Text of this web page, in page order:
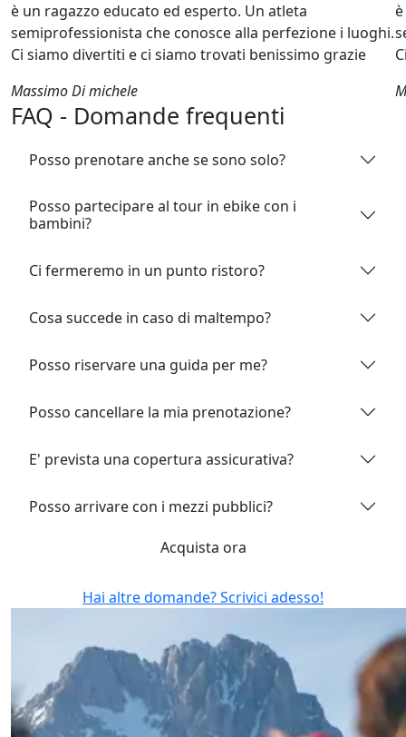
è un ragazzo educato ed esperto. Un atleta
semiprofessionista che conosce alla perfezione i luoghi.
Ci siamo divertiti e ci siamo trovati benissimo grazie
Massimo Di michele
FAQ - Domande frequenti
Posso prenotare anche se sono solo?
Posso partecipare al tour in ebike con i
bambini?
Ci fermeremo in un punto ristoro?
Cosa succede in caso di maltempo?
Posso riservare una guida per me?
Posso cancellare la mia prenotazione?
E' prevista una copertura assicurativa?
Posso arrivare con i mezzi pubblici?
Acquista ora
Hai altre domande? Scrivici adesso!